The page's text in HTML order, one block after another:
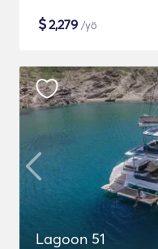
$2,279 /yö
Lagoon 51